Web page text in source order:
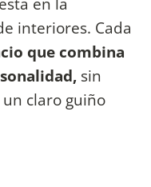
interiores. Cada
que combina
sin
claro guiño